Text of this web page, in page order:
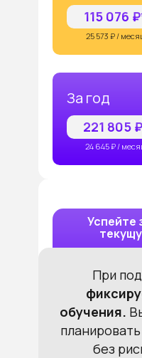
За год
115 076
221 805
25 573 ₽ /
24 645 ₽ /
Успейте
При
обучения.
без